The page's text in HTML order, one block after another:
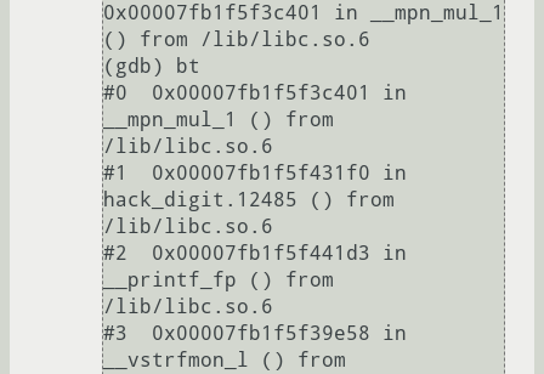
0x00007fb1f5f3c401 in __mpn_mul_1
() from /lib/libc.so.6
(gdb) bt
#0  0x00007fb1f5f3c401 in
__mpn_mul_1 () from
/lib/libc.so.6
#1  0x00007fb1f5f431f0 in
hack_digit.12485 () from
/lib/libc.so.6
#2  0x00007fb1f5f441d3 in
__printf_fp () from
/lib/libc.so.6
#3  0x00007fb1f5f39e58 in
__vstrfmon_l () from